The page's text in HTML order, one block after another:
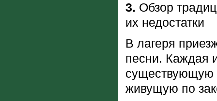
3. Обзор
их недостатки
В лагеря
песни. Каждая
существующую
живущую по